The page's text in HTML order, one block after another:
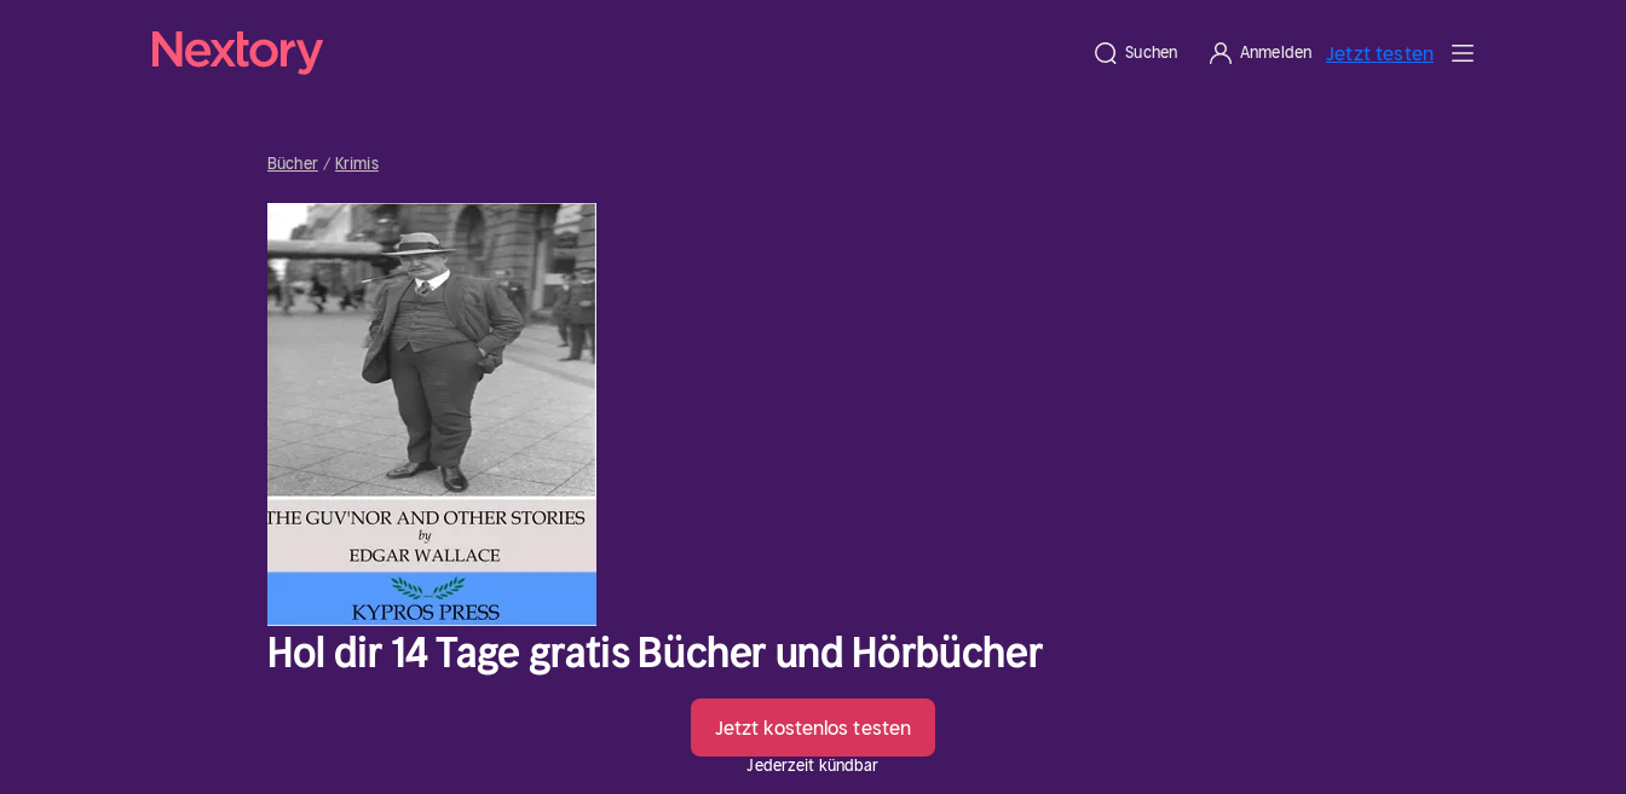
Suchen Anmelden Jetzt testen
Bücher Krimis
Hol dir 14 Tage gratis Bücher und Hörbücher
Jetzt kostenlos testen
Jederzeit kündbar